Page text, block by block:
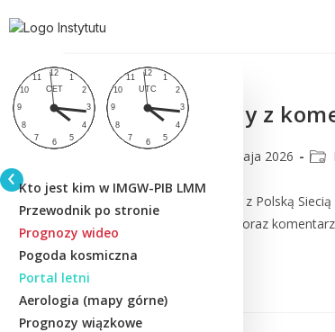
Kto jest kim w IMGW-PIB LMM
Przewodnik po stronie
Prognozy wideo
Pogoda kosmiczna
Portal letni
Aerologia (mapy górne)
Prognozy wiązkowe
Serwis Pyłkowy z
7 maja 2026
IMGW-PIB we współpracy z Polską
dla ośmiu miast w Polsce oraz